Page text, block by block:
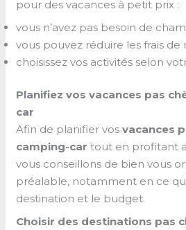
pour des vacances à petit prix :
vous n’avez pas besoin de
vous pouvez réduire les frais de
choisissez vos activités selon
Planifiez vos vacances pas
car
Afin de planifier vosvacances
camping-car tout en profitant
vous conseillons de bien vous
préalable, notamment en ce
destination et le budget.
Choisir des destinations pas